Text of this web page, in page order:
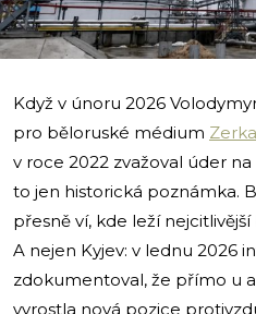
Když v únoru 2026
pro běloruské médium
v roce 2022 zvažoval úder
to jen historická poznámka.
přesně ví, kde leží
A nejen Kyjev: v lednu 2026
zdokumentoval, že přímo u
vyrostla nová pozice